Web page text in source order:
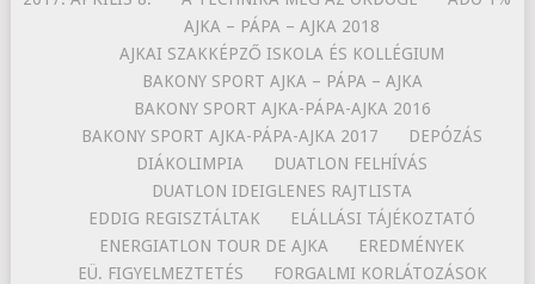
AJKA – PÁPA – AJKA 2018
AJKAI SZAKKÉPZŐ ISKOLA ÉS KOLLÉGIUM
BAKONY SPORT AJKA – PÁPA – AJKA
BAKONY SPORT AJKA-PÁPA-AJKA 2016
BAKONY SPORT AJKA-PÁPA-AJKA 2017
DEPÓZÁS
DIÁKOLIMPIA
DUATLON FELHÍVÁS
DUATLON IDEIGLENES RAJTLISTA
EDDIG REGISZTÁLTAK
ELÁLLÁSI TÁJÉKOZTATÓ
ENERGIATLON TOUR DE AJKA
EREDMÉNYEK
EÜ. FIGYELMEZTETÉS
FORGALMI KORLÁTOZÁSOK